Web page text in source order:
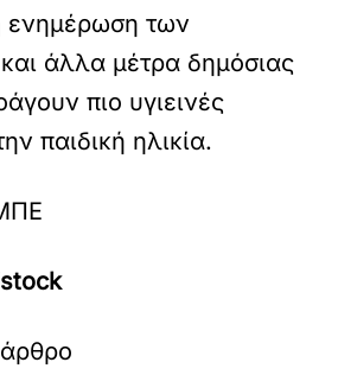
ενημέρωση των
άλλα μέτρα δημόσιας
πιο υγιεινές
παιδική ηλικία.